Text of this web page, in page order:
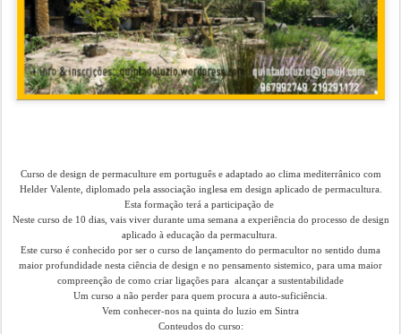
Curso de design de permaculture em português e adaptado ao clima mediterrânico com
Helder Valente, diplomado pela associação inglesa em design aplicado de permacultura.
Esta formação terá a participação de
Neste curso de 10 dias, vais viver durante uma semana a experiência do processo de design
aplicado à educação da permacultura.
Este curso é conhecido por ser o curso de lançamento do permacultor no sentido duma
maior profundidade nesta ciência de design e no pensamento sistemico, para uma maior
compreenção de como criar ligações para alcançar a sustentabilidade
Um curso a não perder para quem procura a auto-suficiência.
Vem conhecer-nos na quinta do luzio em Sintra
Conteudos do curso: